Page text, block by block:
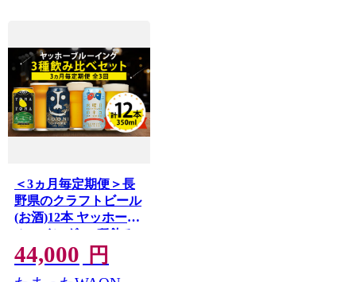
＜3ヵ月毎定期便＞長
野県のクラフトビール
(お酒)12本 ヤッホーブ
ルーイングの3種飲み
比べ全3回【4084837】
44,000 円